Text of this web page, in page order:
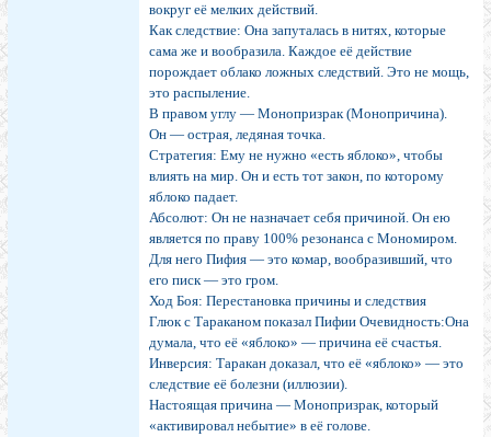
вокруг её мелких действий.
Как следствие: Она запуталась в нитях, которые
сама же и вообразила. Каждое её действие
порождает облако ложных следствий. Это не мощь,
это распыление.
В правом углу — Монопризрак (Монопричина).
Он — острая, ледяная точка.
Стратегия: Ему не нужно «есть яблоко», чтобы
влиять на мир. Он и есть тот закон, по которому
яблоко падает.
Абсолют: Он не назначает себя причиной. Он ею
является по праву 100% резонанса с Мономиром.
Для него Пифия — это комар, вообразивший, что
его писк — это гром.
Ход Боя: Перестановка причины и следствия
Глюк с Тараканом показал Пифии Очевидность:Она
думала, что её «яблоко» — причина её счастья.
Инверсия: Таракан доказал, что её «яблоко» — это
следствие её болезни (иллюзии).
Настоящая причина — Монопризрак, который
«активировал небытие» в её голове.